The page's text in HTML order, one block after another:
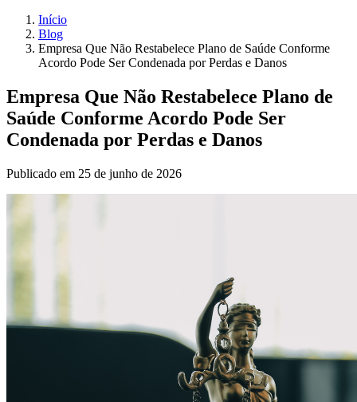
Início
Blog
Empresa Que Não Restabelece Plano de Saúde Conforme
Acordo Pode Ser Condenada por Perdas e Danos
Empresa Que Não Restabelece Plano de
Saúde Conforme Acordo Pode Ser
Condenada por Perdas e Danos
Publicado em 25 de junho de 2026